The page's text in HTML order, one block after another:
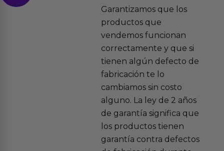
Garantizamos que los
productos que
vendemos funcionan
correctamente y que si
tienen algún defecto de
fabricación te lo
cambiamos sin costo
alguno. La ley de 2 años
de garantía significa que
los productos tienen
garantía contra defectos